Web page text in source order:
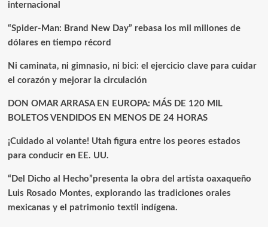
internacional
“Spider-Man: Brand New Day” rebasa los mil millones de
dólares en tiempo récord
Ni caminata, ni gimnasio, ni bici: el ejercicio clave para cuidar
el corazón y mejorar la circulación
DON OMAR ARRASA EN EUROPA: MÁS DE 120 MIL
BOLETOS VENDIDOS EN MENOS DE 24 HORAS
¡Cuidado al volante! Utah figura entre los peores estados
para conducir en EE. UU.
“Del Dicho al Hecho”presenta la obra del artista oaxaqueño
Luis Rosado Montes, explorando las tradiciones orales
mexicanas y el patrimonio textil indígena.